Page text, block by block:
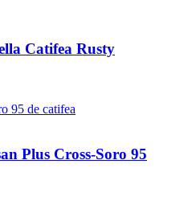
Catifea Rusty
Plus Cross-Soro 95